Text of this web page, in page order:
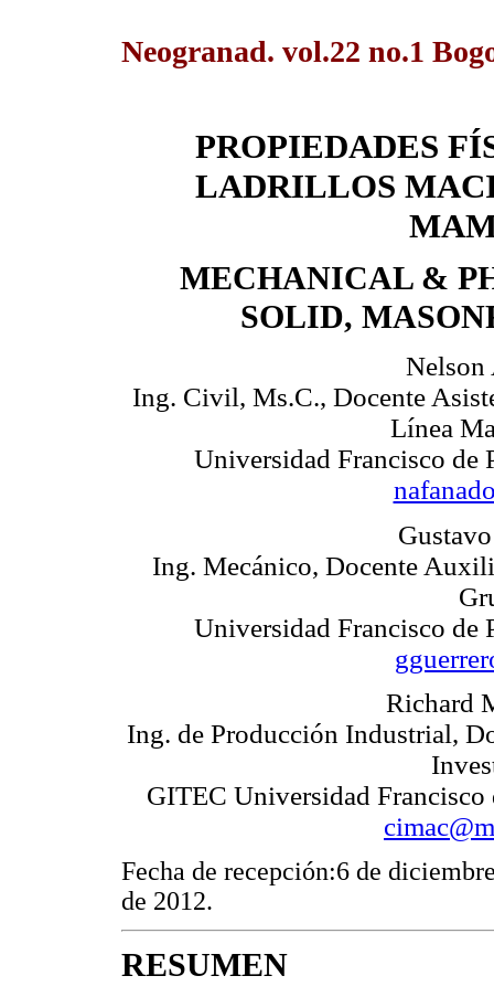
Neogranad. vol.22 no.1
PROPIEDADES
LADRILLOS
MECHANICAL &
SOLID,
Nelson
Ing. Civil, Ms.C., Docente
Línea
Universidad Francisco de
Ing. Mecánico, Docente
Universidad Francisco de
Richard
Ing. de Producción Industrial,
GITEC Universidad Francisco
Fecha de recepción:6 de
de 2012.
RESUMEN